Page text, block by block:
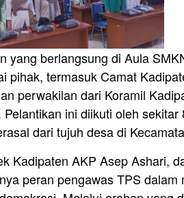
yang berlangsung di Aula
pihak, termasuk Camat
perwakilan dari Koramil
Pelantikan ini diikuti oleh
dari tujuh desa di
Kadipaten AKP Asep Ashari,
peran pengawas TPS